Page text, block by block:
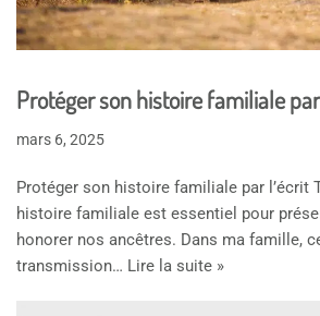
Protéger son histoire familiale
mars 6, 2025
Protéger son histoire familiale par l’écrit
histoire familiale est essentiel pour
honorer nos ancêtres. Dans ma famille,
transmission… Lire la suite »